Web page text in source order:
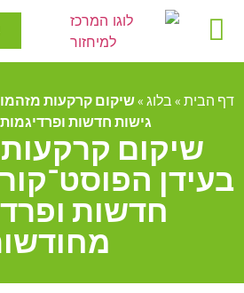
דף הבית»בלוג»שיקום קרקעות
גישות חדשות
שיקום
בעידן
חדשות